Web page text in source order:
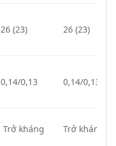
26 (23) 26 (23)
0,14/0,13 0,14/0,13
Trở kháng Trở kháng